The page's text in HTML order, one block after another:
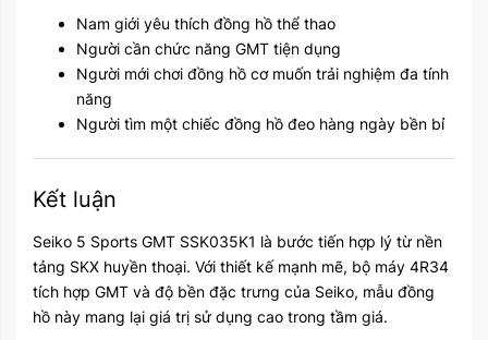
Nam giới yêu thích đồng hồ thể thao
Người cần chức năng GMT tiện dụng
Người mới chơi đồng hồ cơ muốn trải nghiệm đa tính
năng
Người tìm một chiếc đồng hồ đeo hàng ngày bền bỉ
Kết luận
Seiko 5 Sports GMT SSK035K1 là bước tiến hợp lý từ nền
tảng SKX huyền thoại. Với thiết kế mạnh mẽ, bộ máy 4R34
tích hợp GMT và độ bền đặc trưng của Seiko, mẫu đồng
hồ này mang lại giá trị sử dụng cao trong tầm giá.